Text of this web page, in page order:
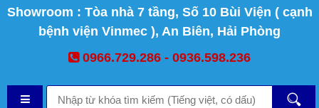
Showroom : Tòa nhà 7 tầng, Số 10 Bùi Viện ( cạnh
bệnh viện Vinmec ), An Biên, Hải Phòng
0966.729.286 - 0936.598.236